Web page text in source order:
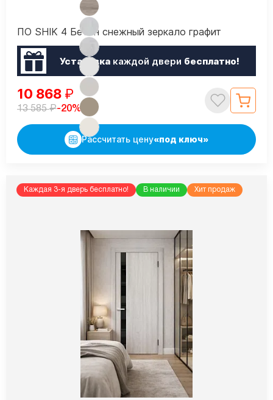
ПО SHIK 4 Бетон снежный зеркало графит
Установкакаждой двери бесплатно!
10 868 ₽
13 585₽-20%
Рассчитать цену«под ключ»
Каждая 3-я дверь бесплатно! В наличии Хит продаж